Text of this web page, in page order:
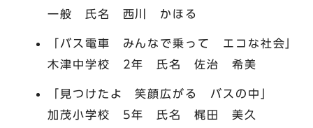
一般 氏名 西川 かほる
「バス電車 みんなで乗って エコな社会」
木津中学校 2年 氏名 佐治 希美
「見つけたよ 笑顔広がる バスの中」
加茂小学校 5年 氏名 梶田 美久